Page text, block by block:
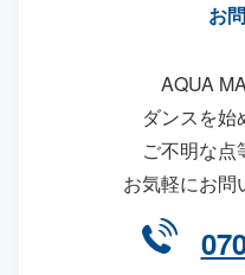
お
AQUA
ダンスを始
ご不明な点
お気軽にお問